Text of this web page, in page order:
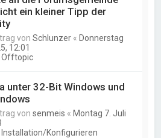
ein kleiner Tipp der
vonSchlunzer « Donnerstag
12:01
Offtopic
unter 32-Bit Windows und
vonsenmeis « Montag 7. Juli
Installation/Konfigurieren